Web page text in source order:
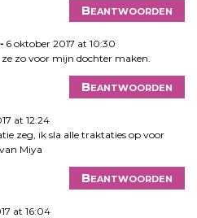
Beantwoorden
6 oktober 2017 at 10:30
ze zo voor mijn dochter maken.
Beantwoorden
at 12:24
zeg, ik sla alle traktaties op voor
Miya
Beantwoorden
at 16:04